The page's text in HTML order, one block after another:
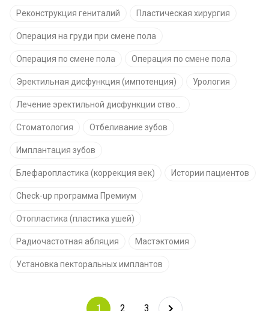
Реконструкция гениталий Пластическая хирургия
Операция на груди при смене пола
Операция по смене пола Операция по смене пола
Эректильная дисфункция (импотенция) Урология
Стоматология Отбеливание зубов
Имплантация зубов
Блефаропластика (коррекция век) Истории пациентов
Check-up программа Премиум
Отопластика (пластика ушей)
Радиочастотная абляция Мастэктомия
Установка пекторальных имплантов
1 2 3